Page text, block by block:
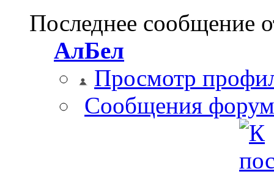
Последнее сообщение
АлБел
Просмотр
Сообщения